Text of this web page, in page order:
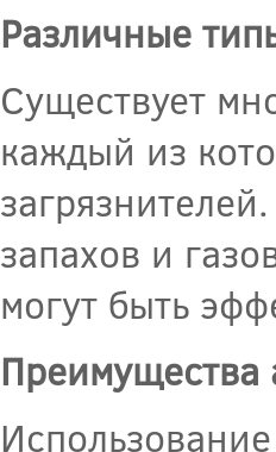
Различные
Существует
каждый из
запахов и
могут быть
Преимущества